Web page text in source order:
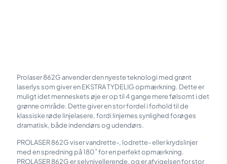
Prolaser 862G anvender den nyeste teknologi med grønt
laserlys som giver en EKSTRA TYDELIG opmærkning. Dette er
muligt idet menneskets øje er op til 4 gange mere følsomt i det
grønne område. Dette giver en stor fordel i forhold til de
klassiske røde linjelasere, fordi linjernes synlighed forøges
dramatisk, både indendørs og udendørs.
PROLASER 862G viser vandrette-, lodrette- eller krydslinjer
med en spredning på 180˚ for en perfekt opmærkning.
PROLASER 862G er selvnivellerende, og er afvigelsen for stor